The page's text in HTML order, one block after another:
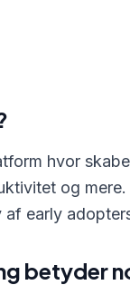
hvor
og
early
betyder